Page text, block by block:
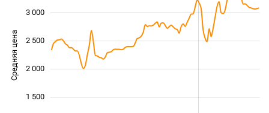
Средняя цена
1 500
2 000
2 500
3 000